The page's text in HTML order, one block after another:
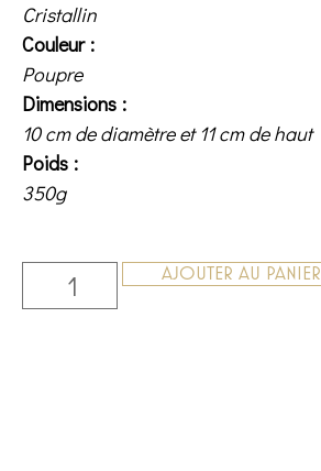
Cristallin
Couleur
Poupre
Dimensions
10 cm de diamètre et 11 cm de haut
Poids
350g
AJOUTER AU PANIER